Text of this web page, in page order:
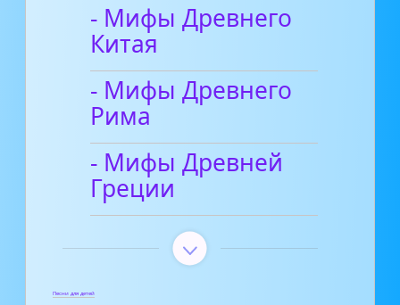
- Мифы Древнего
Китая
- Мифы Древнего
Рима
- Мифы Древней
Греции
Песни для детей